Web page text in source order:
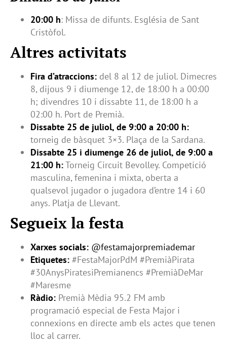
20:00 h: Missa de difunts. Església de Sant
Cristòfol.
Altres activitats
Fira d’atraccions: del 8 al 12 de juliol. Dimecres
8, dijous 9 i diumenge 12, de 18:00 h a 00:00
h; divendres 10 i dissabte 11, de 18:00 h a
02:00 h. Port de Premià.
Dissabte 25 de juliol, de 9:00 a 20:00 h:
torneig de bàsquet 3×3. Plaça de la Sardana.
Dissabte 25 i diumenge 26 de juliol, de 9:00 a
21:00 h:Torneig Circuit Bevolley. Competició
masculina, femenina i mixta, oberta a
qualsevol jugador o jugadora d’entre 14 i 60
anys. Platja de Llevant.
Segueix la festa
Xarxes socials: @festamajorpremiademar
Etiquetes: #FestaMajorPdM #PremiàPirata
#30AnysPiratesiPremianencs #PremiàDeMar
#Maresme
Ràdio: Premià Mèdia 95.2 FM amb
programació especial de Festa Major i
connexions en directe amb els actes que tenen
lloc al carrer.